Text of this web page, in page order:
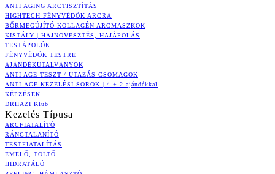
ANTI AGING ARCTISZTÍTÁS
HIGHTECH FÉNYVÉDŐK ARCRA
BŐRMEGÚJÍTÓ KOLLAGÉN ARCMASZKOK
KISTÁLY | HAJNÖVESZTÉS, HAJÁPOLÁS
TESTÁPOLÓK
FÉNYVÉDŐK TESTRE
AJÁNDÉKUTALVÁNYOK
ANTI AGE TESZT / UTAZÁS CSOMAGOK
ANTI-AGE KEZELÉSI SOROK | 4 + 2 ajándékkal
KÉPZÉSEK
DRHAZI Klub
Kezelés Típusa
ARCFIATALÍTÓ
RÁNCTALANÍTÓ
TESTFIATALÍTÁS
EMELŐ, TÖLTŐ
HIDRATÁLÓ